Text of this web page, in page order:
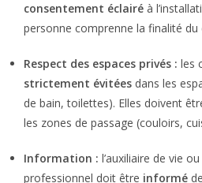
consentement éclairé à
personne comprenne la finalité du
Respect des espaces privés : les
strictement évitées dans les
de bain, toilettes). Elles doivent
les zones de passage (couloirs,
Information : l’auxiliaire de vie
professionnel doit être informé